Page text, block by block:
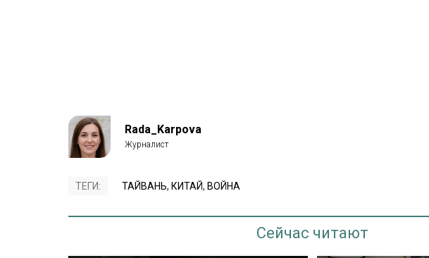
Rada_Karpova
ТЕГИ: ТАЙВАНЬ, КИТАЙ, ВОЙНА
Сейчас читают